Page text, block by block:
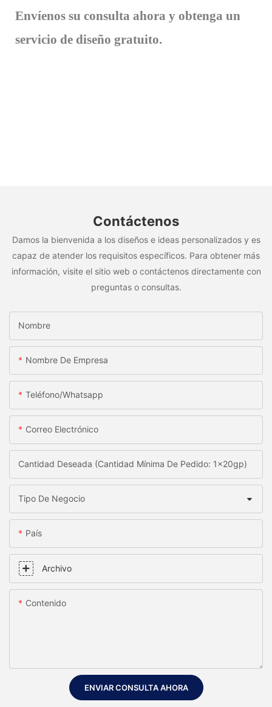
Envíenos su consulta ahora y obtenga un
servicio de diseño gratuito.
Contáctenos
Damos la bienvenida a los diseños e ideas personalizados y es
capaz de atender los requisitos específicos. Para obtener más
información, visite el sitio web o contáctenos directamente con
preguntas o consultas.
Nombre
Nombre De Empresa
Teléfono/whatsapp
Correo Electrónico
Cantidad Deseada (Cantidad Mínima De Pedido: 1x20gp)
Tipo De Negocio
País
Archivo
Contenido
ENVIAR CONSULTA AHORA